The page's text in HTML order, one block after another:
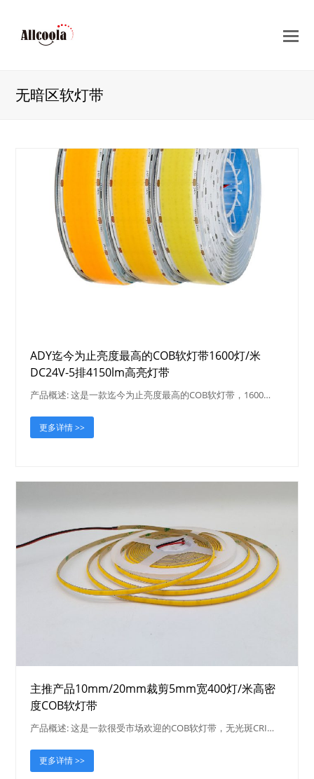
无暗区软灯带
ADY迄今为止亮度最高的COB软灯带1600灯/米
DC24V-5排4150lm高亮灯带
产品概述: 这是一款迄今为止亮度最高的COB软灯带，1600…
更多详情 >>
主推产品10mm/20mm裁剪5mm宽400灯/米高密
度COB软灯带
产品概述: 这是一款很受市场欢迎的COB软灯带，无光斑CRI…
更多详情 >>